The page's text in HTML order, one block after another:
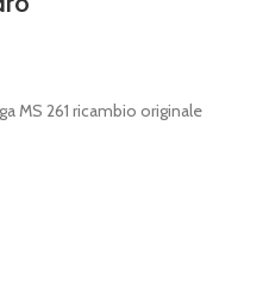
MS 261 ricambio originale